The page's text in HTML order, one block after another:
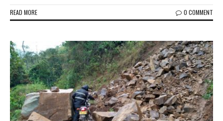
READ MORE 0 COMMENT